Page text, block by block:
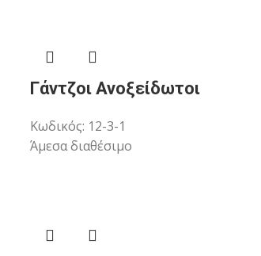
Γάντζοι Ανοξείδωτοι
Κωδικός: 12-3-1
Άμεσα διαθέσιμο